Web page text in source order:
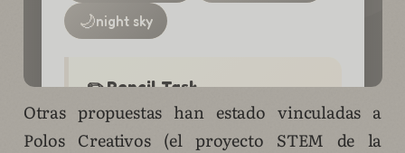
Otras propuestas han estado vinculadas a
Polos Creativos (el proyecto STEM de la